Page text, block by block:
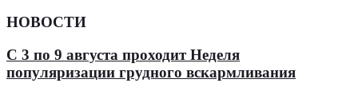
НОВОСТИ
С 3 по 9 августа проходит Неделя
популяризации грудного вскармливания